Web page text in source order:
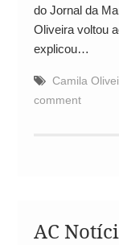
do Jornal da
Oliveira voltou
explicou…
Camila
comment
AC